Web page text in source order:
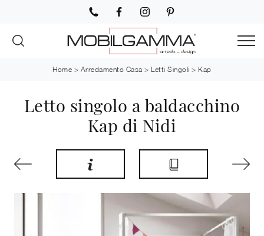
Home > Arredamento Casa >Letti Singoli >Kap
Letto singolo a baldacchino
Kap di Nidi